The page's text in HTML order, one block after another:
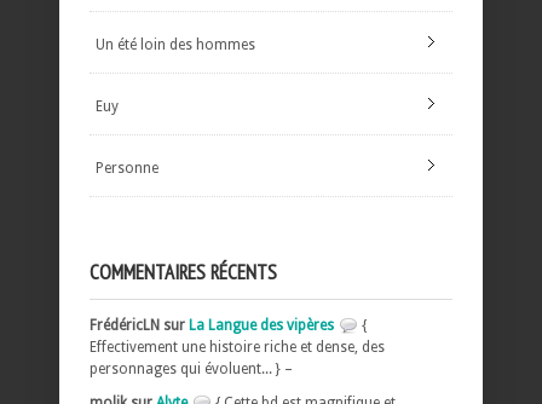
Un été loin des hommes
Euy
Personne
COMMENTAIRES RÉCENTS
FrédéricLN sur La Langue des vipères
{
Effectivement une histoire riche et dense, des
personnages qui évoluent... } –